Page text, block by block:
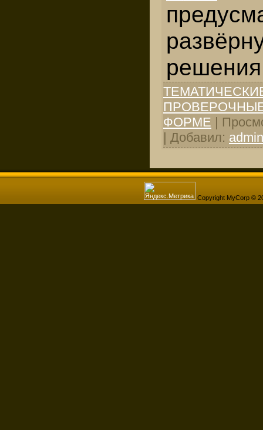
ФОРМЕ |
| Добавил: admin
Copyright MyCorp ©